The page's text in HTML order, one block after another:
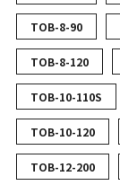
TOB-8-90
TOB-8-120
TOB-10-110S
TOB-10-120
TOB-12-200